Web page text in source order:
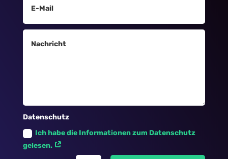
Datenschutz
Ich habe die Informationen zum Datenschutz
gelesen.